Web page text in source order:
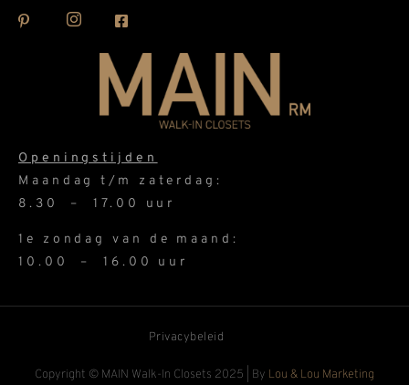
Openingstijden
Maandag t/m zaterdag:
8.30 – 17.00 uur
1e zondag van de maand:
10.00 – 16.00 uur
Copyright © MAIN Walk-In Closets 2025 | By Lou & Lou Marketing
Privacybeleid